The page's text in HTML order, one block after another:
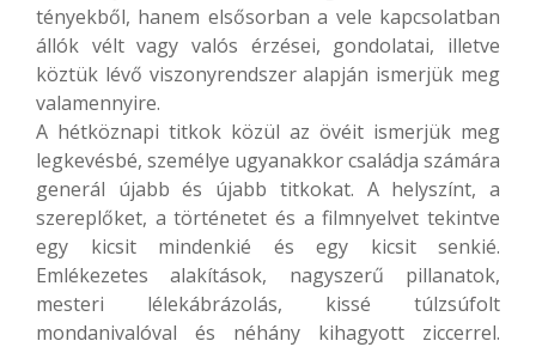
tényekből, hanem elsősorban a vele kapcsolatban
állók vélt vagy valós érzései, gondolatai, illetve
köztük lévő viszonyrendszer alapján ismerjük meg
valamennyire.
A hétköznapi titkok közül az övéit ismerjük meg
legkevésbé, személye ugyanakkor családja számára
generál újabb és újabb titkokat. A helyszínt, a
szereplőket, a történetet és a filmnyelvet tekintve
egy kicsit mindenkié és egy kicsit senkié.
Emlékezetes alakítások, nagyszerű pillanatok,
mesteri lélekábrázolás, kissé túlzsúfolt
mondanivalóval és néhány kihagyott ziccerrel.